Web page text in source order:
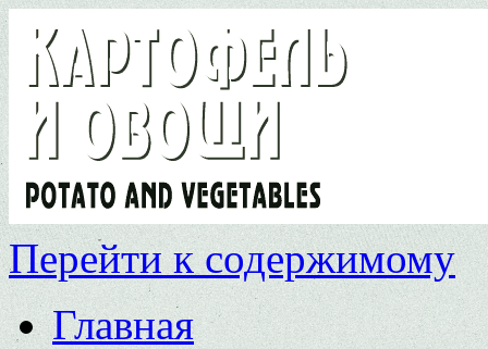
Перейти к содержимому
Главная